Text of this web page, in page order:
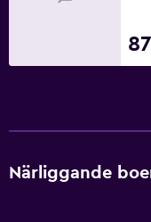
Närliggande